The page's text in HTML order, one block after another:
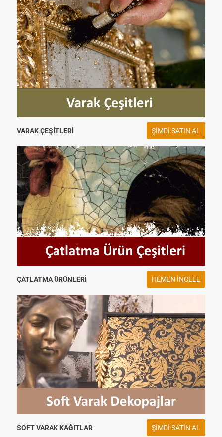
VARAK ÇEŞITLERI ŞIMDI SATIN AL
ÇATLATMA ÜRÜNLERI HEMEN INCELE
SOFT VARAK KAĞITLAR ŞIMDI SATIN AL